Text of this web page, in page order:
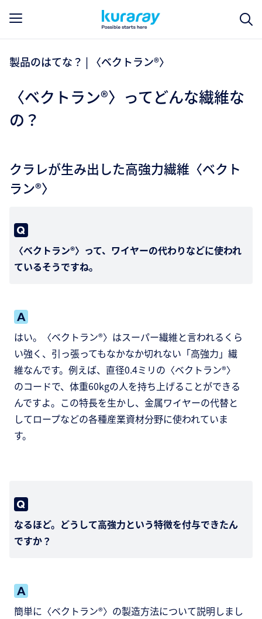
製品のはてな？ | 〈ベクトラン®〉
〈ベクトラン®〉ってどんな繊維な
の？
クラレが生み出した高強力繊維〈ベクト
ラン®〉
〈ベクトラン®〉って、ワイヤーの代わりなどに使われ
ているそうですね。
はい。〈ベクトラン®〉はスーパー繊維と言われるくら
い強く、引っ張ってもなかなか切れない「高強力」繊
維なんです。例えば、直径0.4ミリの〈ベクトラン®〉
のコードで、体重60kgの人を持ち上げることができる
んですよ。この特長を生かし、金属ワイヤーの代替と
してロープなどの各種産業資材分野に使われていま
す。
なるほど。どうして高強力という特徴を付与できたん
ですか？
簡単に〈ベクトラン®〉の製造方法について説明しまし